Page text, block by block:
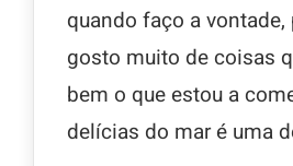
quando faço a vontade,
gosto muito de coisas
bem o que estou a
delícias do mar é uma